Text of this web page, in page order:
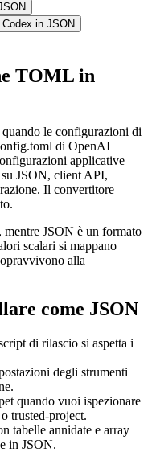
in JSON
TOML in
le configurazioni di
di OpenAI
applicative
su JSON, client API,
Il convertitore
JSON è un formato
scalari si mappano
alla
come JSON
di rilascio si aspetta i
degli strumenti
quando vuoi ispezionare
trusted-project.
tabelle annidate e array
in JSON.